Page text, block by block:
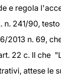
e regola
n. 241/90,
2013 n. 69,
22 c. II che
attese le